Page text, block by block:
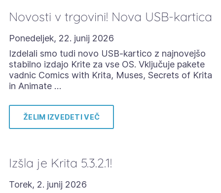
Novosti v trgovini! Nova USB-kartica
Ponedeljek, 22. junij 2026
Izdelali smo tudi novo USB-kartico z najnovejšo
stabilno izdajo Krite za vse OS. Vključuje pakete
vadnic Comics with Krita, Muses, Secrets of Krita
in Animate …
ŽELIM IZVEDETI VEČ
Izšla je Krita 5.3.2.1!
Torek, 2. junij 2026